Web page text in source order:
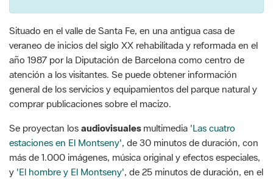
Situado en el valle de Santa Fe, en una antigua casa de
veraneo de inicios del siglo XX rehabilitada y reformada en el
año 1987 por la Diputación de Barcelona como centro de
atención a los visitantes. Se puede obtener información
general de los servicios y equipamientos del parque natural y
comprar publicaciones sobre el macizo.
Se proyectan los audiovisuales multimedia 'Las cuatro
estaciones en El Montseny', de 30 minutos de duración, con
más de 1.000 imágenes, música original y efectos especiales,
y 'El hombre y El Montseny', de 25 minutos de duración, en el